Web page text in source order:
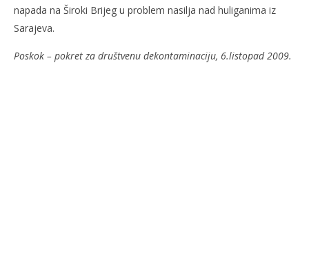
napada na Široki Brijeg u problem nasilja nad huliganima iz
Sarajeva.
Poskok – pokret za društvenu dekontaminaciju, 6.listopad 2009.